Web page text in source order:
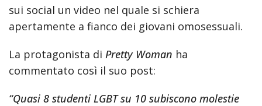
sui social un video nel quale si schiera
apertamente a fianco dei giovani omosessuali.
La protagonista di Pretty Woman ha
commentato così il suo post:
“Quasi 8 studenti LGBT su 10 subiscono molestie